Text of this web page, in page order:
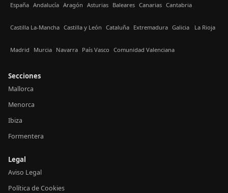
España Andalucía Aragón Asturias Baleares Canarias Cantabria
Castilla La-Mancha Castilla y León Cataluña Extremadura Galicia La Rioja
Madrid Murcia Navarra País Vasco Comunidad Valenciana
Secciones
Mallorca
Menorca
Ibiza
Formentera
Legal
Aviso Legal
Política de Cookies